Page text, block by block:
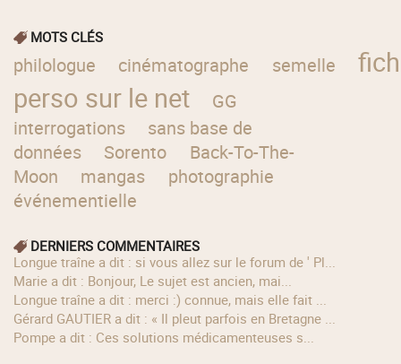
MOTS CLÉS
philologue cinématographe semelle
perso sur le net
GG
interrogations
sans base de
données
Sorento
Back-To-The-
Moon
mangas
photographie
événementielle
DERNIERS COMMENTAIRES
longue traîne a dit : si vous allez sur le forum de ' Pl...
Marie a dit : Bonjour, Le sujet est ancien, mai...
longue traîne a dit : merci :) connue, mais elle fait ...
Gérard GAUTIER a dit : « Il pleut parfois en Bretagne ...
Pompe a dit : Ces solutions médicamenteuses s...